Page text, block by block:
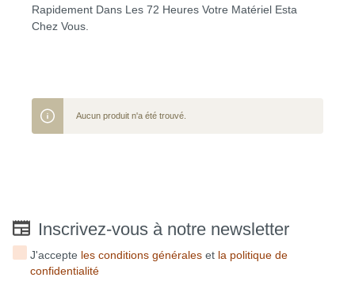
Rapidement Dans Les 72 Heures Votre Matériel Esta
Chez Vous.
Aucun produit n'a été trouvé.
Inscrivez-vous à notre newsletter
J'accepte les conditions générales et la politique de
confidentialité